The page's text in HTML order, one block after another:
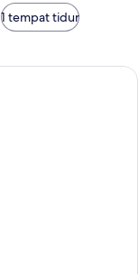
1 tempat tidur